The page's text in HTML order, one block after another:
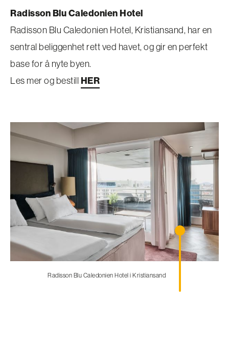
Radisson Blu Caledonien Hotel
Radisson Blu Caledonien Hotel, Kristiansand, har en
sentral beliggenhet rett ved havet, og gir en perfekt
base for å nyte byen.
Les mer og bestill HER
Radisson Blu Caledonien Hotel i Kristiansand